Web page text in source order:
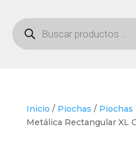
Búsqueda
de
productos
Inicio / Piochas / Piochas
Metálica Rectangular XL